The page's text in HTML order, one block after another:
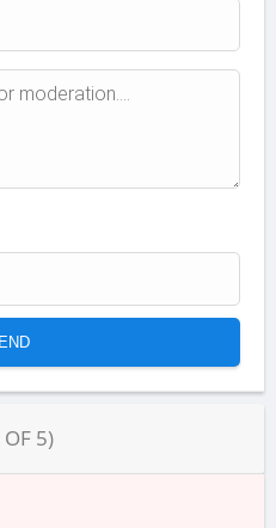
OF 5)